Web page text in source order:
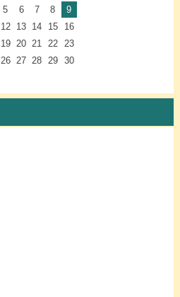
5 6 7 8
9
12 13 14 15
16
19 20 21 22
23
26 27 28 29
30